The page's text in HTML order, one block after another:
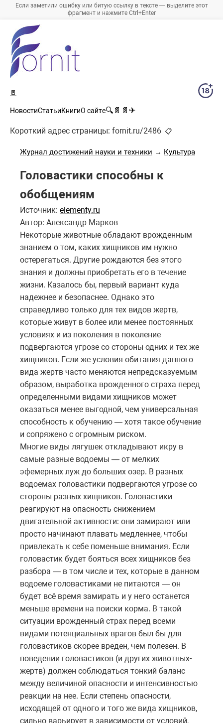
Если заметили ошибку или битую ссылку в тексте — выделите этот
фрагмент и нажмите Ctrl+Enter
🚪
НовостиСтатьиКнигиО сайте🔍 📄 📄 ✈
Короткий адрес страницы: fornit.ru/2486 📋
Журнал достижений науки и техники → Культура
Головастики способны к
обобщениям
Источник: elementy.ru
Автор: Александр Марков
Некоторые животные обладают врожденным
знанием о том, каких хищников им нужно
остерегаться. Другие рождаются без этого
знания и должны приобретать его в течение
жизни. Казалось бы, первый вариант куда
надежнее и безопаснее. Однако это
справедливо только для тех видов жертв,
которые живут в более или менее постоянных
условиях и из поколения в поколение
подвергаются угрозе со стороны одних и тех же
хищников. Если же условия обитания данного
вида жертв часто меняются непредсказуемым
образом, выработка врожденного страха перед
определенными видами хищников может
оказаться менее выгодной, чем универсальная
способность к обучению — хотя такое обучение
и сопряжено с огромным риском.
Многие виды лягушек откладывают икру в
самые разные водоемы — от мелких
эфемерных луж до больших озер. В разных
водоемах головастики подвергаются угрозе со
стороны разных хищников. Головастики
реагируют на опасность снижением
двигательной активности: они замирают или
просто начинают плавать медленнее, чтобы
привлекать к себе поменьше внимания. Если
головастик будет бояться всех хищников без
разбора — в том числе и тех, которые в данном
водоеме головастиками не питаются — он
будет всё время замирать и у него останется
меньше времени на поиски корма. В такой
ситуации врожденный страх перед всеми
видами потенциальных врагов был бы для
головастиков скорее вреден, чем полезен. В
поведении головастиков (и других животных-
жертв) должен соблюдаться тонкий баланс
между величиной опасности и интенсивностью
реакции на нее. Если степень опасности,
исходящей от одного и того же вида хищников,
сильно варьирует в зависимости от условий,